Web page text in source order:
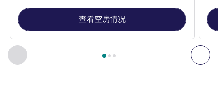
上一个 - 客房 下
第 页，共 , 客房 1 : 经典房 - 配备 1 张大床 , 客房 2 : 经
查看空房情况